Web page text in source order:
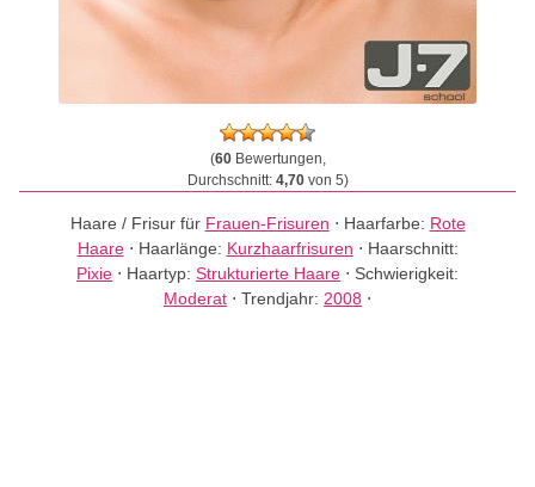
(60Bewertungen,
Durchschnitt: 4,70von 5)
Haare / Frisur für Frauen-Frisuren ⋅ Haarfarbe: Rote
Haare⋅ Haarlänge: Kurzhaarfrisuren ⋅ Haarschnitt:
Pixie ⋅ Haartyp: Strukturierte Haare ⋅ Schwierigkeit:
Moderat ⋅ Trendjahr: 2008 ⋅